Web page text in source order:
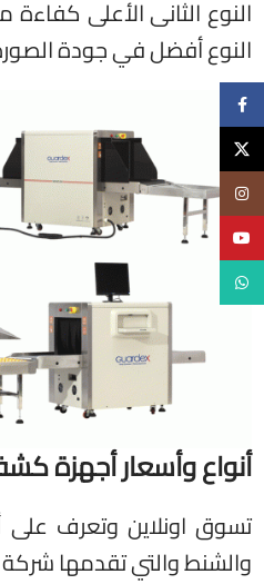
النوع أفضل في جودة
أنواع وأسعار أجهزة
تسوق اونلاين وتعرف
والشنط والتي تقدمها
Instagram
YouTube